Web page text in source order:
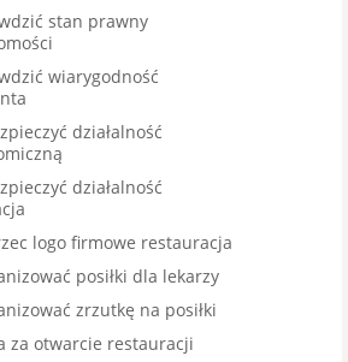
stan prawny
wiarygodność
działalność
działalność
logo firmowe restauracja
posiłki dla lekarzy
zrzutkę na posiłki
za otwarcie restauracji